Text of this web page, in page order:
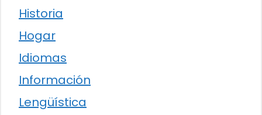
Historia
Hogar
Idiomas
Información
Lengüística